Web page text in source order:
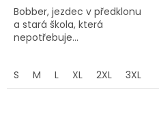
hvězdiček.
Bobber, jezdec v předklonu
a stará škola, která
nepotřebuje...
S M L XL 2XL 3XL